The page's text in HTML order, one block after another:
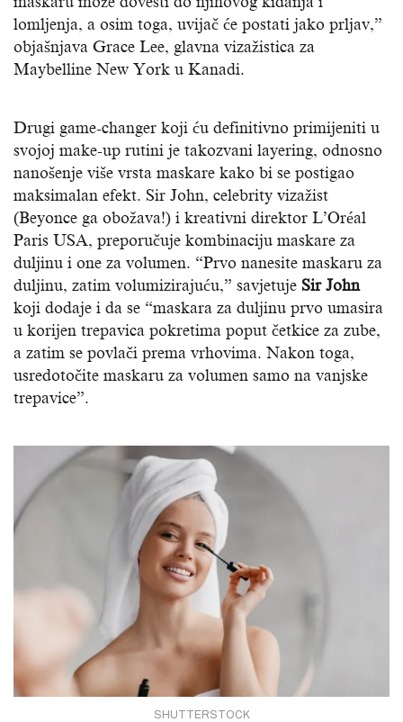
lomljenja, a osim toga, uvijač će postati jako prljav,”
objašnjava Grace Lee, glavna vizažistica za
Maybelline New York u Kanadi.
Drugi game-changer koji ću definitivno primijeniti u
svojoj make-up rutini je takozvani layering, odnosno
nanošenje više vrsta maskare kako bi se postigao
maksimalan efekt. Sir John, celebrity vizažist
(Beyonce ga obožava!) i kreativni direktor L’Oréal
Paris USA, preporučuje kombinaciju maskare za
duljinu i one za volumen. “Prvo nanesite maskaru za
duljinu, zatim volumizirajuću,” savjetuje Sir John
koji dodaje i da se “maskara za duljinu prvo umasira
u korijen trepavica pokretima poput četkice za zube,
a zatim se povlači prema vrhovima. Nakon toga,
usredotočite maskaru za volumen samo na vanjske
trepavice”.
SHUTTERSTOCK